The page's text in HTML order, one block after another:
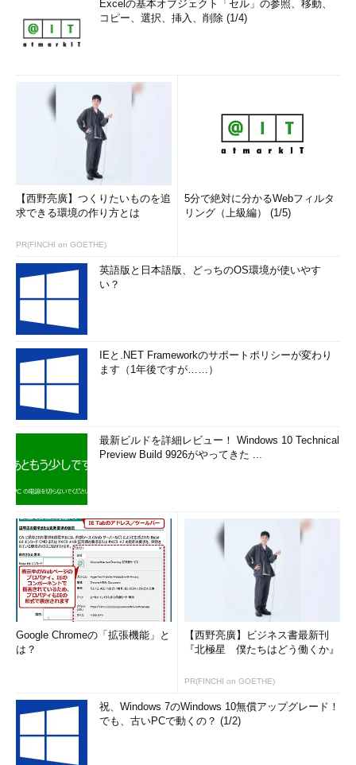
Excelの基本オブジェクト「セル」の参照、移動、
コピー、選択、挿入、削除 (1/4)
【西野亮廣】つくりたいものを追
求できる環境の作り方とは
PR(FINCHI on GOETHE)
5分で絶対に分かるWebフィルタ
リング（上級編） (1/5)
英語版と日本語版、どっちのOS環境が使いやす
い？
IEと.NET Frameworkのサポートポリシーが変わり
ます（1年後ですが……）
最新ビルドを詳細レビュー！ Windows 10 Technical
Preview Build 9926がやってきた ...
Google Chromeの「拡張機能」と
は？
【西野亮廣】ビジネス書最新刊
『北極星 僕たちはどう働くか』
PR(FINCHI on GOETHE)
祝、Windows 7のWindows 10無償アップグレード！
でも、古いPCで動くの？ (1/2)